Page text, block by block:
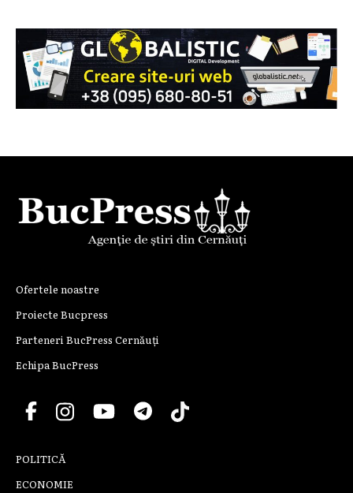
Ofertele noastre
Proiecte Bucpress
Parteneri BucPress Cernăuți
Echipa BucPress
POLITICĂ
ECONOMIE